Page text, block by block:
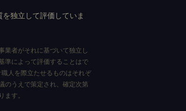
独立して評価していま
業者がそれに基づいて独立し
準によって評価することはで
人を際立たせるものはそれぞ
のうえで策定され、確定次第
す。